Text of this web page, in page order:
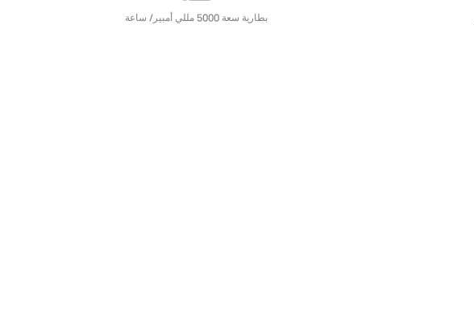
بطارية سعة 5000 مللي أمبير/ ساعة